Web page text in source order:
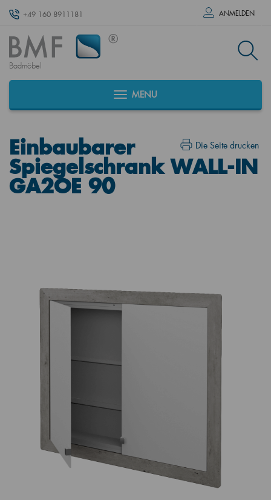
+49 160 8911181 ANMELDEN
Badmöbel
MENU
Die Seite drucken
Einbaubarer
Spiegelschrank WALL-IN
GA2OE 90